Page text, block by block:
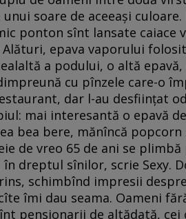
soare de aceeaşi
ponton sînt lansate caiace
Alături, epava vaporului
a podului, o altă
cu pînzele care-o
dar l-au desfiinţat
mai interesantă o epavă
bea bere, mănîncă
de vreo 65 de ani se
dreptul sînilor, scrie Sexy.
schimbînd impresii
îmi dau seama. Oameni
pensionarii de altădată, cei